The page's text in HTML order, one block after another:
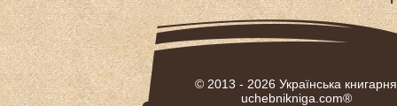
© 2013 - 2026 Українська книгарня
uchebnikniga.com®